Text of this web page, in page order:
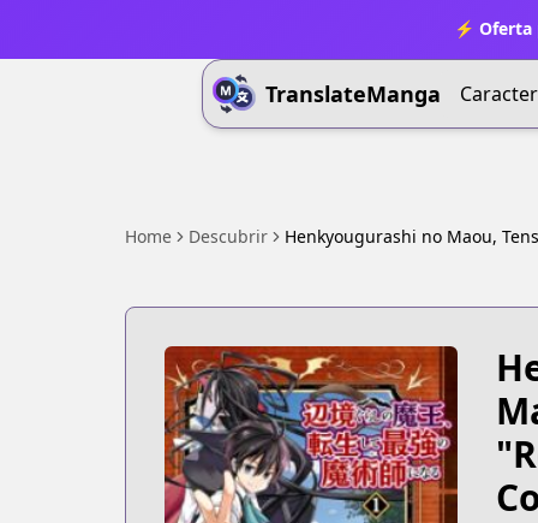
⚡
TranslateManga
Home Descubrir Henkyougurashi no Maou,